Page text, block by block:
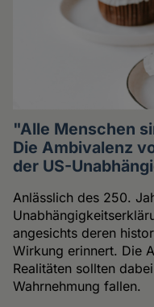
"Alle Menschen
Die Ambivalenz
der US-
Anlässlich des 250.
angesichts deren
Wirkung erinnert. Die
Realitäten sollten
Wahrnehmung fallen.